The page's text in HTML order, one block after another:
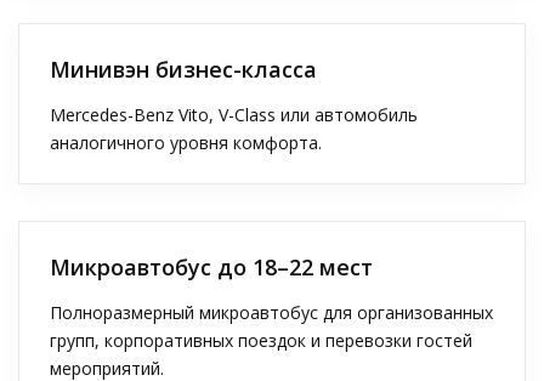
Минивэн бизнес-класса
Mercedes-Benz Vito, V-Class или автомобиль
аналогичного уровня комфорта.
Микроавтобус до 18–22 мест
Полноразмерный микроавтобус для организованных
групп, корпоративных поездок и перевозки гостей
мероприятий.